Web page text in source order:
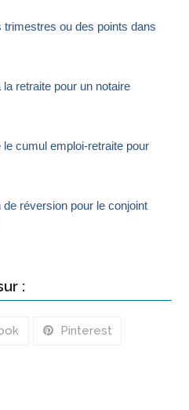
trimestres ou des points dans
retraite pour un notaire
cumul emploi-retraite pour
réversion pour le conjoint
:
Pinterest